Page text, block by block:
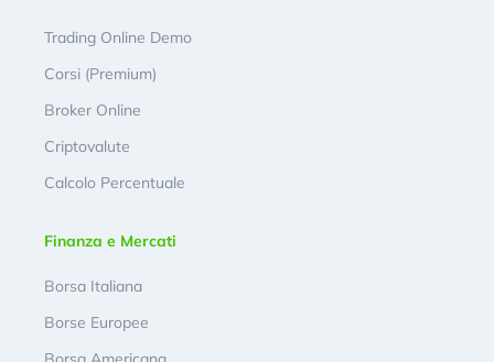
Trading Online Demo
Corsi (Premium)
Broker Online
Criptovalute
Calcolo Percentuale
Finanza e Mercati
Borsa Italiana
Borse Europee